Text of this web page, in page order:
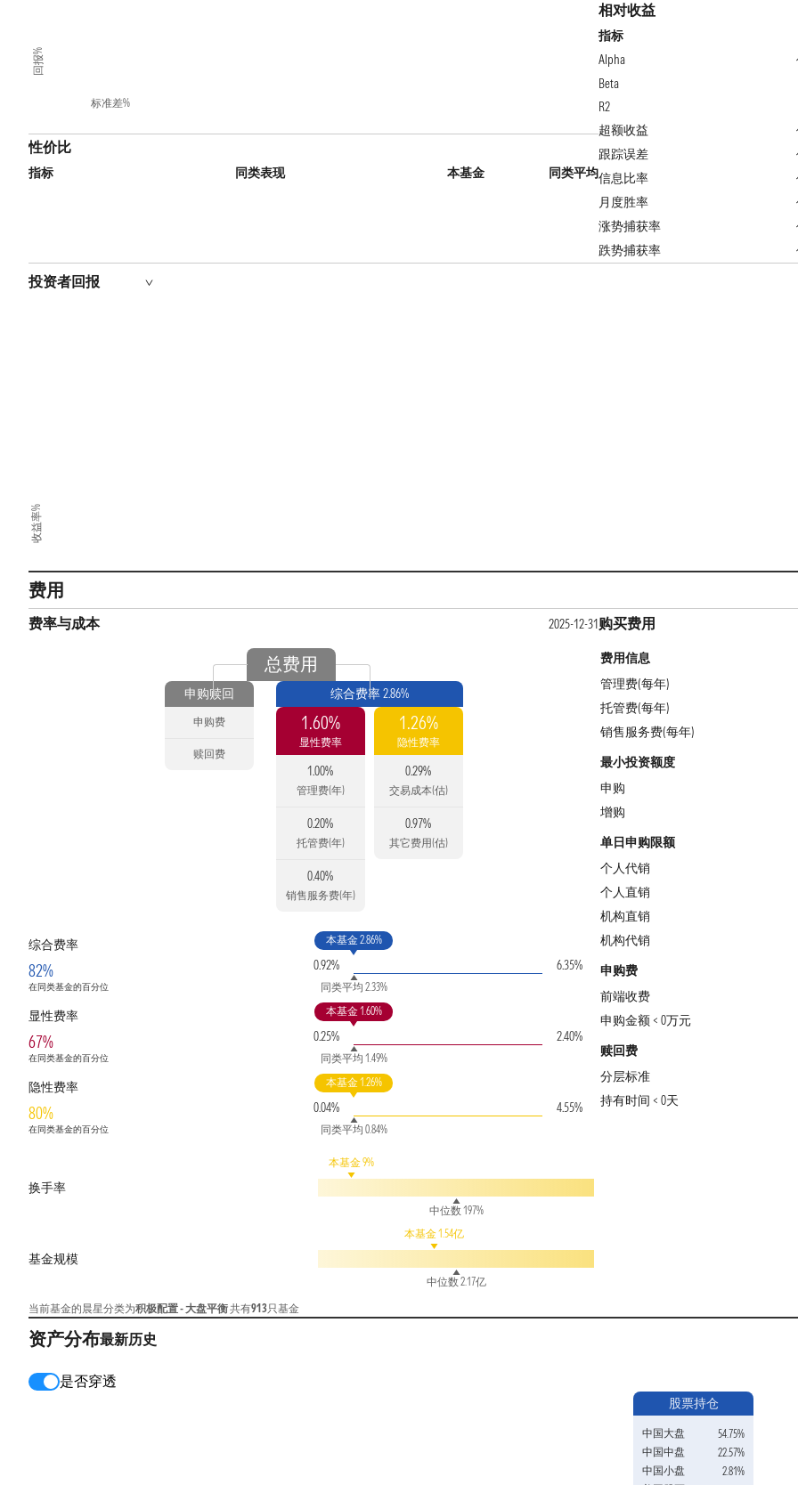
标准差%
回报%
性价比
指标 同类表现 本基金 同类平均
相对收益
指标
Alpha
Beta
R2
超额收益
跟踪误差
信息比率
月度胜率
涨势捕获率
跌势捕获率
投资者回报
收益率%
费用
费率与成本 2025-12-31
总费用
申购赎回
申购费
赎回费
综合费率 2.86%
1.60%
显性费率
1.00%
管理费(年)
0.20%
托管费(年)
0.40%
销售服务费(年)
1.26%
隐性费率
0.29%
交易成本(估)
0.97%
其它费用(估)
综合费率
82%
在同类基金的百分位
0.92%
本基金 2.86%
同类平均 2.33%
6.35%
显性费率
67%
在同类基金的百分位
0.25%
本基金 1.60%
同类平均 1.49%
2.40%
隐性费率
80%
在同类基金的百分位
0.04%
本基金 1.26%
同类平均 0.84%
4.55%
换手率
本基金 9%
中位数 197%
基金规模
本基金 1.54亿
中位数 2.17亿
当前基金的晨星分类为积极配置 - 大盘平衡共有913只基金
购买费用
费用信息
管理费(每年)
托管费(每年)
销售服务费(每年)
最小投资额度
申购
增购
单日申购限额
个人代销
个人直销
机构直销
机构代销
申购费
前端收费
申购金额 < 0万元
赎回费
分层标准
持有时间 < 0天
资产分布最新历史
是否穿透
股票持仓
中国大盘
54.75%
中国中盘
22.57%
中国小盘
2.81%